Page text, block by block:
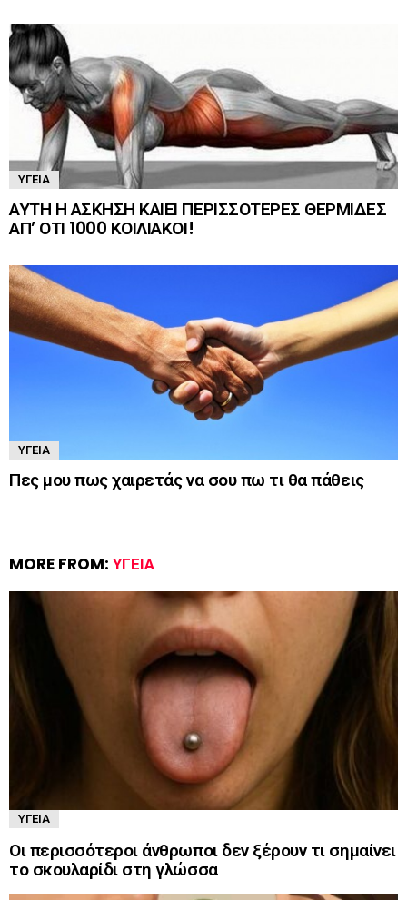
ΥΓΕΊΑ
ΑΥΤΗ Η ΑΣΚΗΣΗ ΚΑΙΕΙ ΠΕΡΙΣΣΟΤΕΡΕΣ ΘΕΡΜΙΔΕΣ
ΑΠ’ ΟΤΙ 1000 ΚΟΙΛΙΑΚΟΙ!
ΥΓΕΊΑ
Πες μου πως χαιρετάς να σου πω τι θα πάθεις
MORE FROM: ΥΓΕΊΑ
ΥΓΕΊΑ
Οι περισσότεροι άνθρωποι δεν ξέρουν τι σημαίνει
το σκουλαρίδι στη γλώσσα